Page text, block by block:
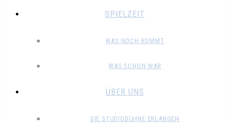
SPIELZEIT
WAS NOCH KOMMT
WAS SCHON WAR
ÜBER UNS
DIE STUDIOBÜHNE ERLANGEN